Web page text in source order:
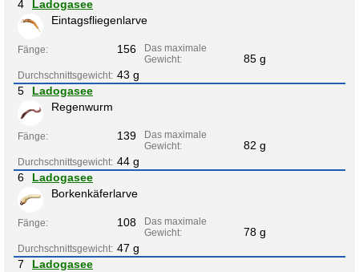
4
Ladogasee
Eintagsfliegenlarve
Fänge: 156
Das maximale
Gewicht:
85 g
Durchschnittsgewicht: 43 g
5
Ladogasee
Regenwurm
Fänge: 139
Das maximale
Gewicht:
82 g
Durchschnittsgewicht: 44 g
6
Ladogasee
Borkenkäferlarve
Fänge: 108
Das maximale
Gewicht:
78 g
Durchschnittsgewicht: 47 g
7
Ladogasee